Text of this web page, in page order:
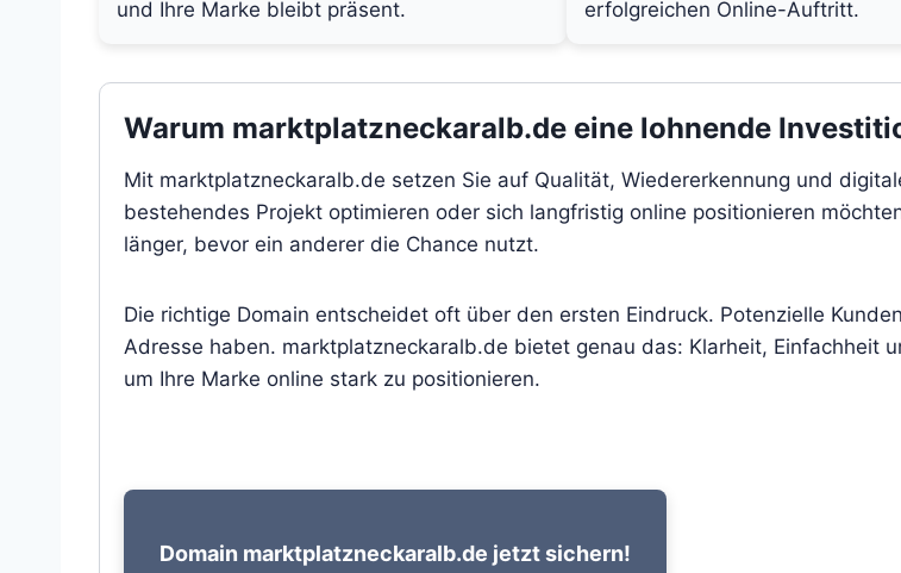
und Ihre Marke bleibt präsent.
erfolgreichen Online-Auftritt.
Warum marktplatzneckaralb.de eine lohnende
Mit marktplatzneckaralb.de setzen Sie auf Qualität, Wiedererkennung und
bestehendes Projekt optimieren oder sich langfristig online positionieren
länger, bevor ein anderer die Chance nutzt.
Die richtige Domain entscheidet oft über den ersten Eindruck. Potenzielle
Adresse haben. marktplatzneckaralb.de bietet genau das: Klarheit, Einfachheit
um Ihre Marke online stark zu positionieren.
Domain marktplatzneckaralb.de jetzt sichern!